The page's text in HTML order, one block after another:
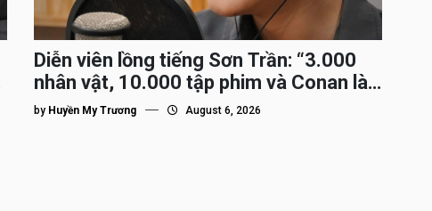
Diễn viên lồng tiếng Sơn Trần: “3.000
nhân vật, 10.000 tập phim và Conan là
nhân vật gắn bó lâu nhất”
by Huyền My Trương August 6, 2026